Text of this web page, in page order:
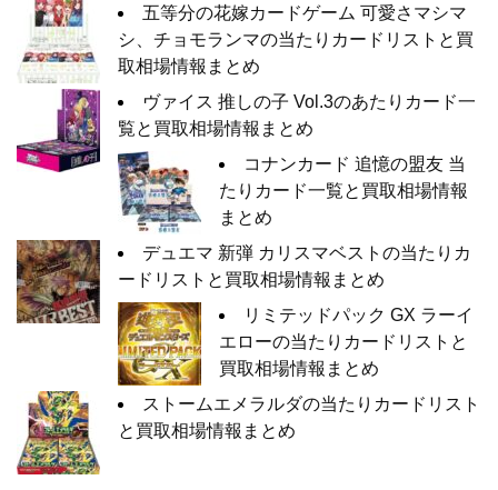
五等分の花嫁カードゲーム 可愛さマシマ
シ、チョモランマの当たりカードリストと買
取相場情報まとめ
ヴァイス 推しの子 Vol.3のあたりカード一
覧と買取相場情報まとめ
コナンカード 追憶の盟友 当
たりカード一覧と買取相場情報
まとめ
デュエマ 新弾 カリスマベストの当たりカ
ードリストと買取相場情報まとめ
リミテッドパック GX ラーイ
エローの当たりカードリストと
買取相場情報まとめ
ストームエメラルダの当たりカードリスト
と買取相場情報まとめ